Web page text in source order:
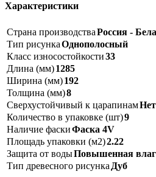
Характеристики
Страна производстваРоссия -
Тип рисункаОднополосный
Класс износостойкости33
Длина (мм)1285
Ширина (мм)192
Толщина (мм)8
Сверхустойчивый к царапинамНет
Количество в упаковке (шт)9
Наличие фаскиФаска 4V
Площадь упаковки (м2)2.22
Защита от водыПовышенная
Тип древесного рисунка Дуб